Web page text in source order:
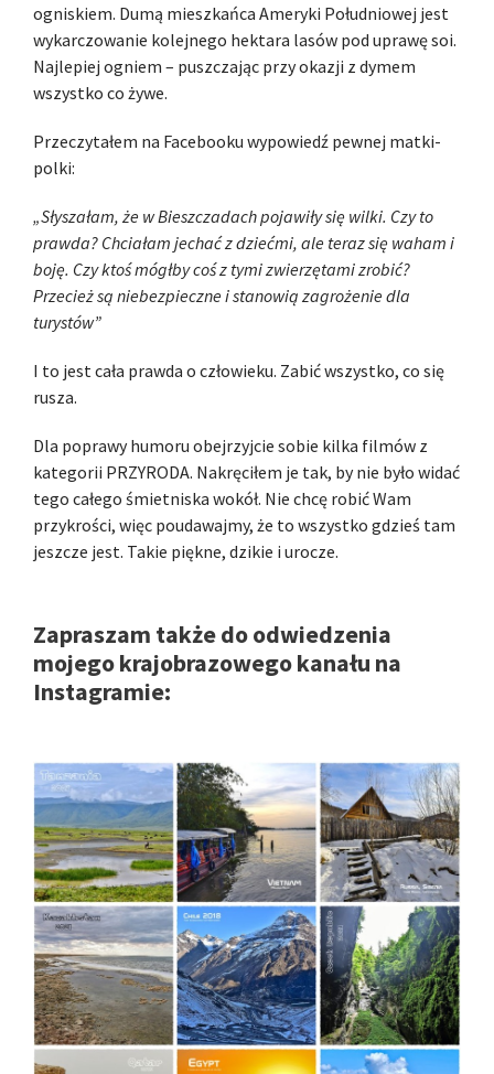
ogniskiem. Dumą mieszkańca Ameryki Południowej jest
wykarczowanie kolejnego hektara lasów pod uprawę soi.
Najlepiej ogniem – puszczając przy okazji z dymem
wszystko co żywe.
Przeczytałem na Facebooku wypowiedź pewnej matki-
polki:
„Słyszałam, że w Bieszczadach pojawiły się wilki. Czy to
prawda? Chciałam jechać z dziećmi, ale teraz się waham i
boję. Czy ktoś mógłby coś z tymi zwierzętami zrobić?
Przecież są niebezpieczne i stanowią zagrożenie dla
turystów”
I to jest cała prawda o człowieku. Zabić wszystko, co się
rusza.
Dla poprawy humoru obejrzyjcie sobie kilka filmów z
kategorii PRZYRODA. Nakręciłem je tak, by nie było widać
tego całego śmietniska wokół. Nie chcę robić Wam
przykrości, więc poudawajmy, że to wszystko gdzieś tam
jeszcze jest. Takie piękne, dzikie i urocze.
Zapraszam także do odwiedzenia
mojego krajobrazowego kanału na
Instagramie: